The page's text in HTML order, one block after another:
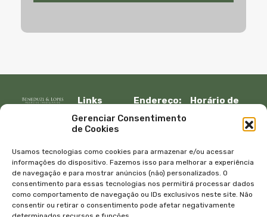
Gerenciar Consentimento
de Cookies
Usamos tecnologias como cookies para armazenar e/ou acessar
informações do dispositivo. Fazemos isso para melhorar a experiência
de navegação e para mostrar anúncios (não) personalizados. O
consentimento para essas tecnologias nos permitirá processar dados
como comportamento de navegação ou IDs exclusivos neste site. Não
consentir ou retirar o consentimento pode afetar negativamente
Links
Início
Imóveis
Empresa
Equipe
Blog
Contato
Política de
privacidade
Endereço:
Muller, 917 –
CEP 88301-
401
Telefone:
+55 47
3045-4070
Horário de
13:30 – 18:00
Sábado e
domingo
com
agendamento